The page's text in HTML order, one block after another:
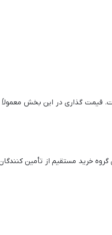
قیمت گذاری در این بخش معمولاً
گروه خرید مستقیم از تأمین